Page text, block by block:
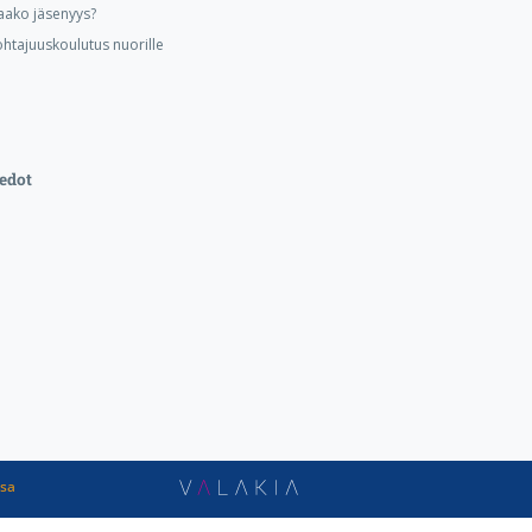
jäsenyys?
nuorille